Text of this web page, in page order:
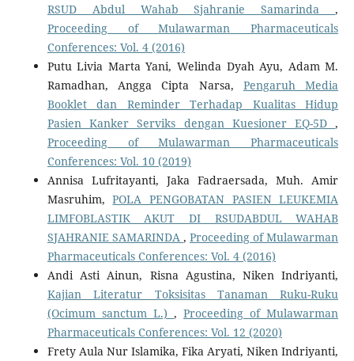
RSUD Abdul Wahab Sjahranie Samarinda,
Proceeding of Mulawarman Pharmaceuticals
Conferences: Vol. 4 (2016)
Putu Livia Marta Yani, Welinda Dyah Ayu, Adam M.
Ramadhan, Angga Cipta Narsa, Pengaruh Media
Booklet dan Reminder Terhadap Kualitas Hidup
Pasien Kanker Serviks dengan Kuesioner EQ-5D,
Proceeding of Mulawarman Pharmaceuticals
Conferences: Vol. 10 (2019)
Annisa Lufritayanti, Jaka Fadraersada, Muh. Amir
Masruhim,POLA PENGOBATAN PASIEN LEUKEMIA
LIMFOBLASTIK AKUT DI RSUDABDUL WAHAB
SJAHRANIE SAMARINDA ,Proceeding of Mulawarman
Pharmaceuticals Conferences: Vol. 4 (2016)
Andi Asti Ainun, Risna Agustina, Niken Indriyanti,
Kajian Literatur Toksisitas Tanaman Ruku-Ruku
(Ocimum sanctum L.) ,Proceeding of Mulawarman
Pharmaceuticals Conferences: Vol. 12 (2020)
Frety Aula Nur Islamika, Fika Aryati, Niken Indriyanti,